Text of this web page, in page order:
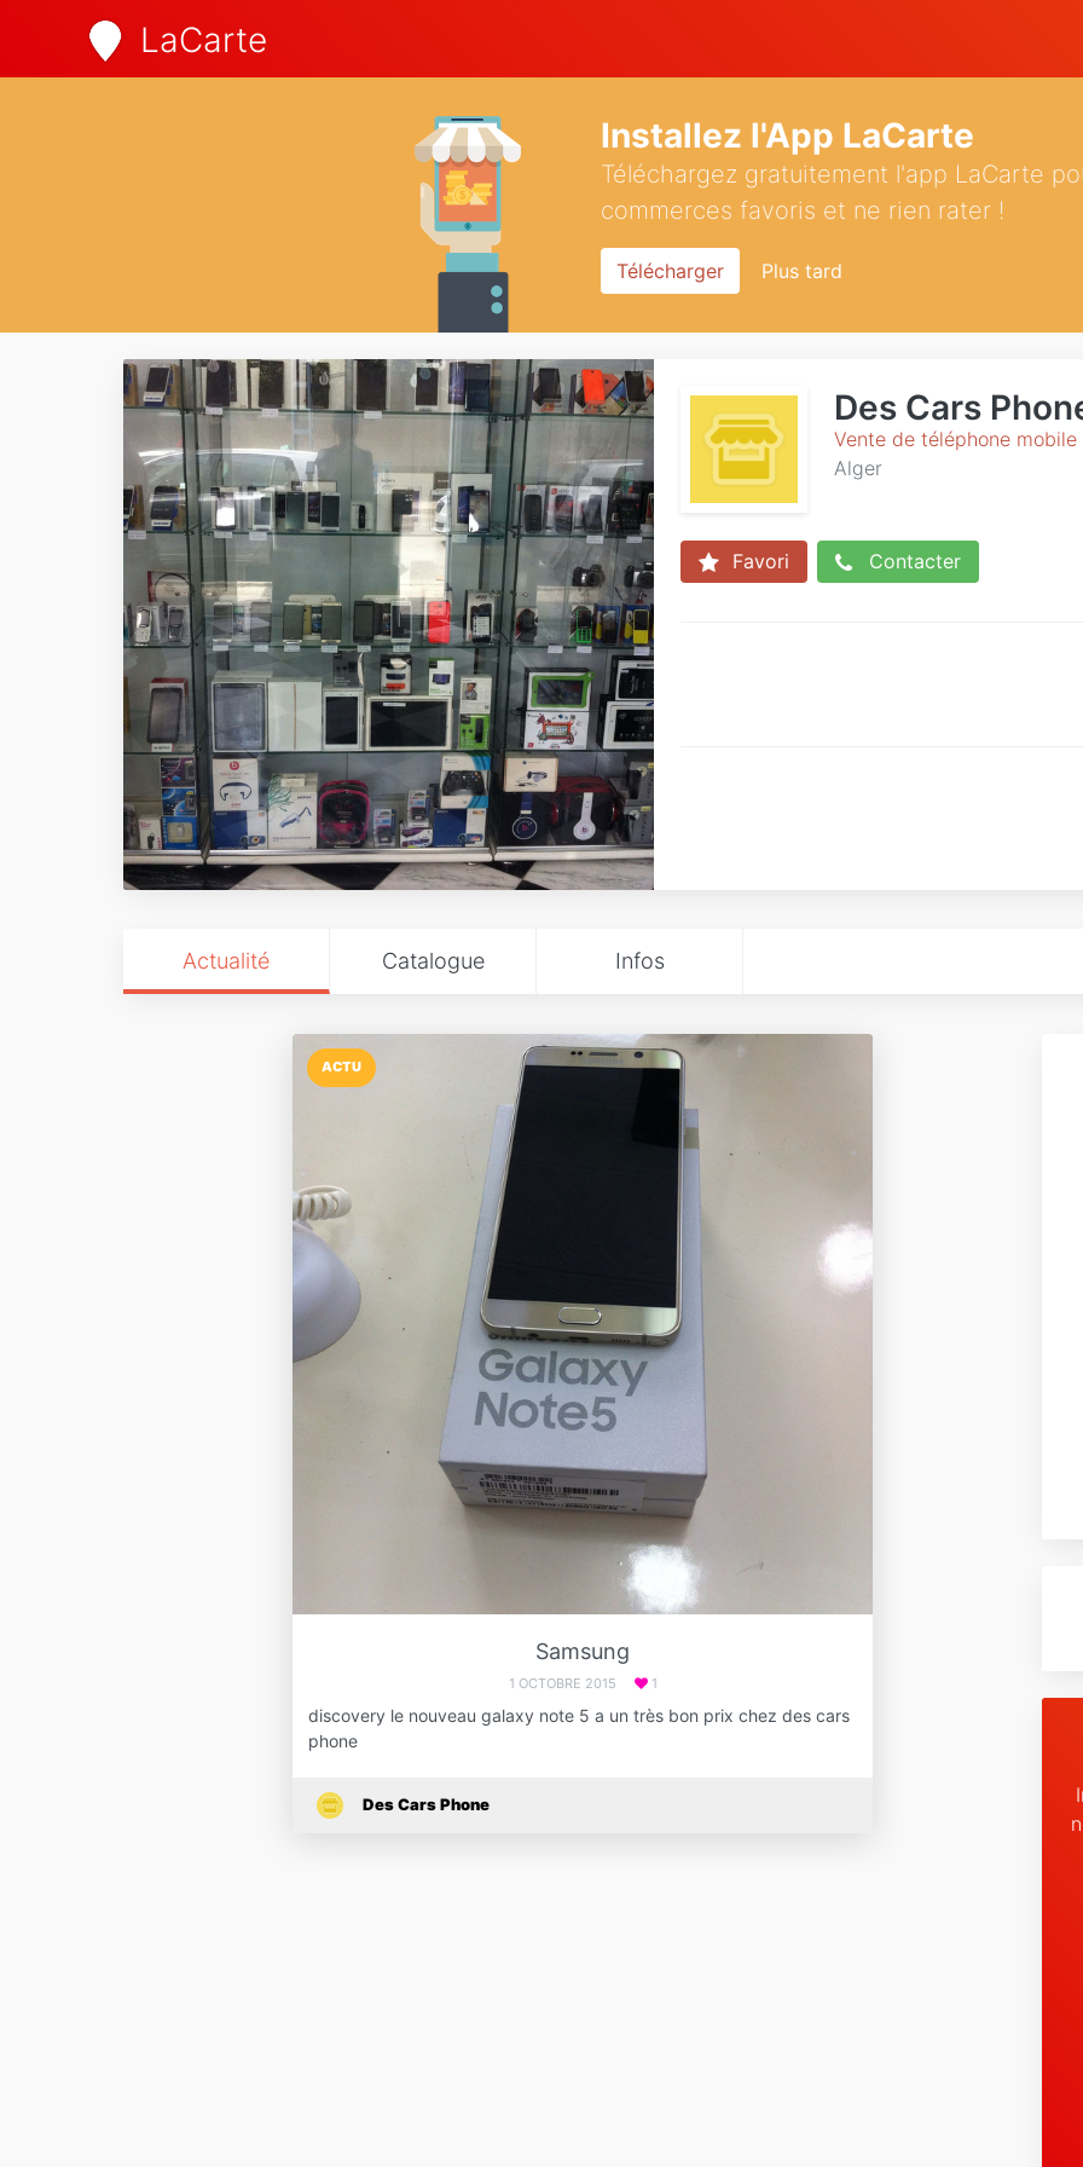
LaCarte
Installez l'App LaCarte
Téléchargez gratuitement l'app LaCarte
commerces favoris et ne rien rater !
Télécharger Plus tard
Des Cars
Vente de téléphone mobile
Alger
Favori Contacter
Actualité Catalogue Infos
ACTU
Samsung
1 OCTOBRE 2015 1
discovery le nouveau galaxy note 5 a un très bon prix chez des cars
phone
Des Cars Phone